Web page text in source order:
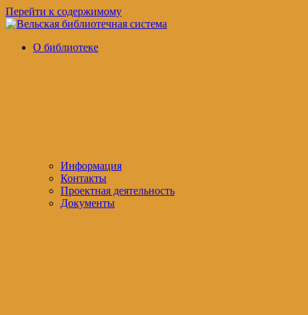
Перейти к содержимому
Вельская
официальный
О библиотеке
Информация
Контакты
Проектная деятельность
Документы